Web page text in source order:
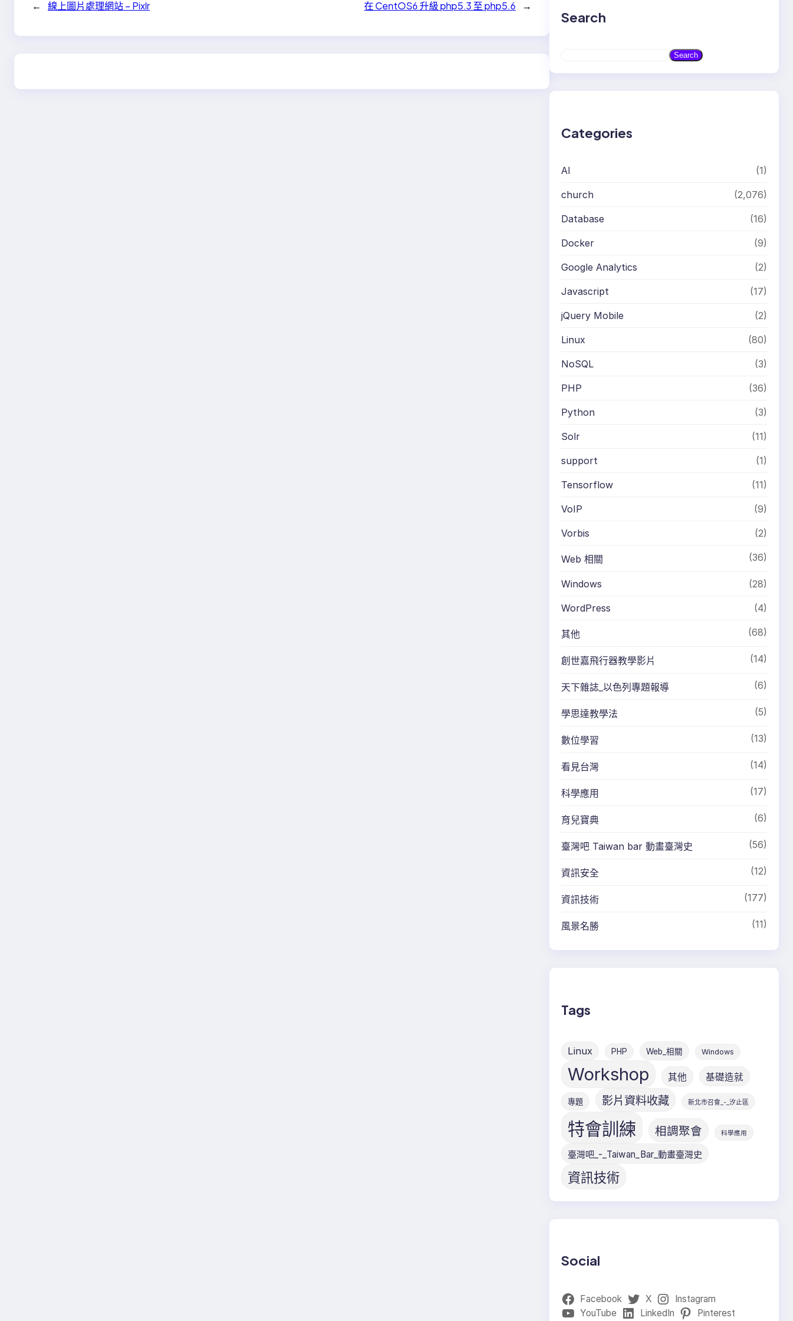
← 線上圖片處理網站 – Pixlr 在 CentOS6 升級 php5.3 至 php5.6 →
Search
Search
Categories
AI (1)
church (2,076)
Database (16)
Docker (9)
Google Analytics (2)
Javascript (17)
jQuery Mobile (2)
Linux (80)
NoSQL (3)
PHP (36)
Python (3)
Solr (11)
support (1)
Tensorflow (11)
VoIP (9)
Vorbis (2)
Web 相關 (36)
Windows (28)
WordPress (4)
其他 (68)
創世嘉飛行器教學影片 (14)
天下雜誌_以色列專題報導 (6)
學思達教學法 (5)
數位學習 (13)
看見台灣 (14)
科學應用 (17)
育兒寶典 (6)
臺灣吧 Taiwan bar 動畫臺灣史 (56)
資訊安全 (12)
資訊技術 (177)
風景名勝 (11)
Tags
Linux PHP Web_相關 Windows
Workshop 其他 基礎造就
專題 影片資料收藏 新北市召會_-_汐止區
特會訓練 相調聚會 科學應用
臺灣吧_-_Taiwan_Bar_動畫臺灣史
資訊技術
Social
Facebook X
Instagram
YouTube
LinkedIn Pinterest